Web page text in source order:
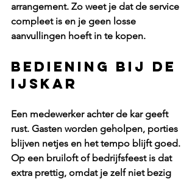
arrangement. Zo weet je dat de service
compleet is en je geen losse
aanvullingen hoeft in te kopen.
Bediening bij de
ijskar
Een medewerker achter de kar geeft
rust. Gasten worden geholpen, porties
blijven netjes en het tempo blijft goed.
Op een bruiloft of bedrijfsfeest is dat
extra prettig, omdat je zelf niet bezig